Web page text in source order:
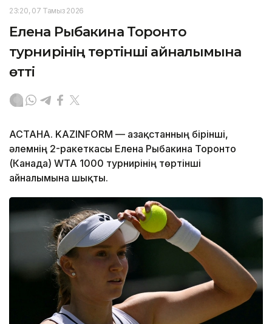
23:20, 07 Тамыз 2026
Елена Рыбакина Торонто
турнирінің төртінші айналымына
өтті
АСТАНА. KAZINFORM — Қазақстанның бірінші,
әлемнің 2-ракеткасы Елена Рыбакина Торонто
(Канада) WTA 1000 турнирінің төртінші
айналымына шықты.